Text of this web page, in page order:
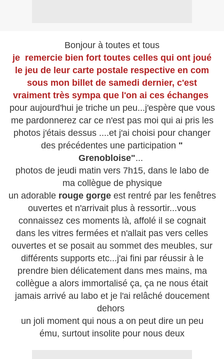
Bonjour à toutes et tous
je remercie bien fort toutes celles qui ont joué
le jeu de leur carte postale respective en com
sous mon billet de samedi dernier, c'est
vraiment très sympa que l'on ai ces échanges
pour aujourd'hui je triche un peu...j'espère que vous
me pardonnerez car ce n'est pas moi qui ai pris les
photos j'étais dessus ....et j'ai choisi pour changer
des précédentes une participation "
Grenobloise"...
photos de jeudi matin vers 7h15, dans le labo de
ma collègue de physique
un adorable rouge gorgeest rentré par les fenêtres
ouvertes et n'arrivait plus à ressortir...vous
connaissez ces moments là, affolé il se cognait
dans les vitres fermées et n'allait pas vers celles
ouvertes et se posait au sommet des meubles, sur
différents supports etc...j'ai fini par réussir à le
prendre bien délicatement dans mes mains, ma
collègue a alors immortalisé ça, ça ne nous était
jamais arrivé au labo et je l'ai relâché doucement
dehors
un joli moment qui nous a on peut dire un peu
ému, surtout insolite pour nous deux